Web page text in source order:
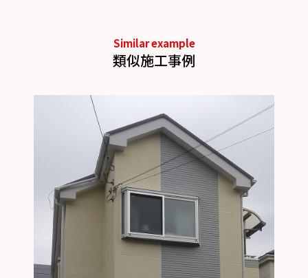
Similar example
類似施工事例